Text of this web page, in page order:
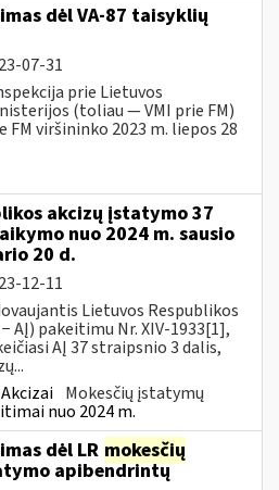
dėl VA-87 taisyklių
07-31
prie Lietuvos
(toliau ― VMI prie FM)
viršininko 2023 m. liepos 28
akcizų įstatymo 37
nuo 2024 m. sausio
20 d.
12-11
Lietuvos Respublikos
AĮ) pakeitimu Nr. XIV-1933[1],
AĮ 37 straipsnio 3 dalis,
Akcizai Mokesčių įstatymų
nuo 2024 m.
dėl LR mokesčių
apibendrintų